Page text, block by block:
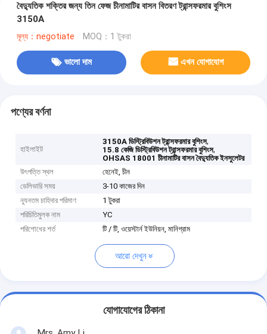
বৈদ্যুতিক শক্তির জন্য তিন ফেজ চীনামাটির বাসন বিতরণ ট্রান্সফরমার বুশিংস
3150A
মূল্য：negotiate MOQ：1 টুকরা
ভালো দাম এখন যোগাযোগ
পণ্যের বর্ণনা
হাইলাইট
3150A ডিস্ট্রিবিউশন ট্রান্সফরমার বুশিংস,
15.8 কেজি ডিস্ট্রিবিউশন ট্রান্সফরমার বুশিংস,
OHSAS 18001 চীনামাটির বাসন বৈদ্যুতিক ইনসুলেটর
উৎপত্তি স্থল
হেনেই, চীন
ডেলিভারি সময়
3-10 কাজের দিন
ন্যূনতম চাহিদার পরিমাণ
1 টুকরা
পরিচিতিমুলক নাম
YC
পরিশোধের শর্ত
টি / টি, ওয়েস্টার্ন ইউনিয়ন, মানিগ্রাম
আরো দেখুন
যোগাযোগের ঠিকানা